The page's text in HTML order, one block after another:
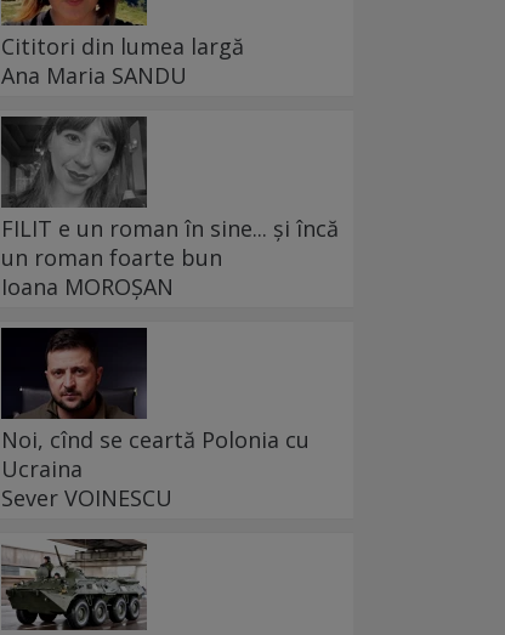
Cititori din lumea largă
Ana Maria SANDU
FILIT e un roman în sine... și încă
un roman foarte bun
Ioana MOROȘAN
Noi, cînd se ceartă Polonia cu
Ucraina
Sever VOINESCU